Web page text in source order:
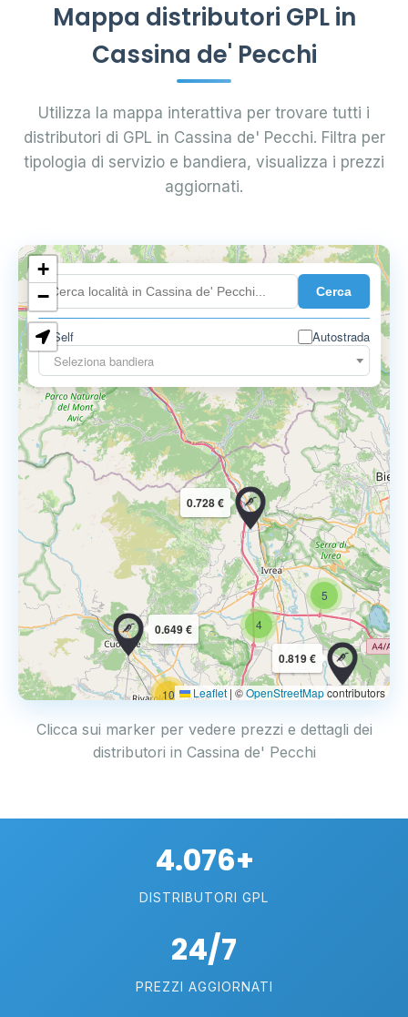
Mappa distributori GPL in
Cassina de' Pecchi
Utilizza la mappa interattiva per trovare tutti i
distributori di GPL in Cassina de' Pecchi. Filtra per
tipologia di servizio e bandiera, visualizza i prezzi
aggiornati.
Cerca
Self
Autostrada
Seleziona bandiera
10
4
5
0.819 €
0.649 €
0.728 €
0.899 €
+
−
Leaflet | ©OpenStreetMapcontributors
Clicca sui marker per vedere prezzi e dettagli dei
distributori in Cassina de' Pecchi
4.076+
DISTRIBUTORI GPL
24/7
PREZZI AGGIORNATI